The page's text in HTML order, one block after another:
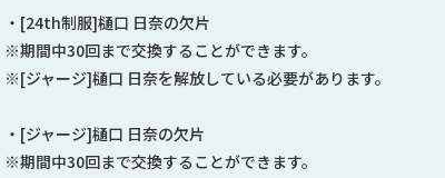
・[24th制服]樋口 日奈の欠片
※期間中30回まで交換することができます。
※[ジャージ]樋口 日奈を解放している必要があります。
・[ジャージ]樋口 日奈の欠片
※期間中30回まで交換することができます。